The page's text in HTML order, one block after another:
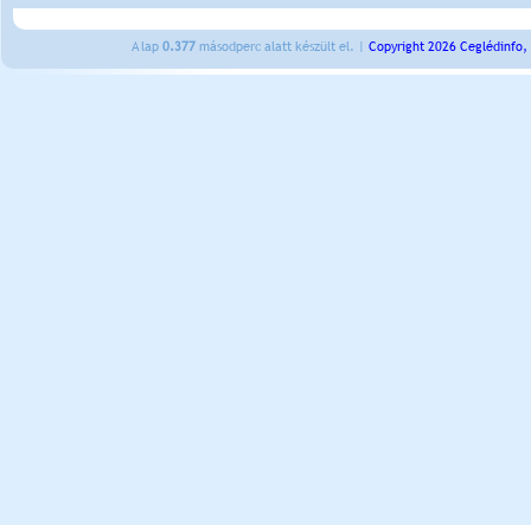
A lap 0.377 másodperc alatt készült el. | Copyright 2026